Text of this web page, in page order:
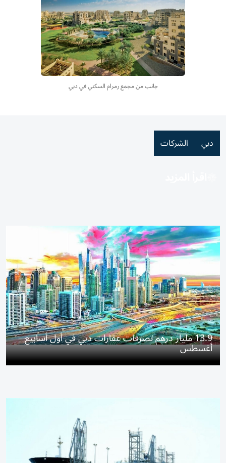
جانب من مجمع رمرام السكني في دبي
دبي الشركات
13.9 مليار درهم تصرفات عقارات دبي في أول أسابيع
أغسطس